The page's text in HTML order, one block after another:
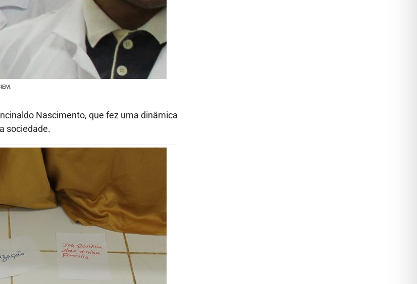
Nascimento, que fez uma dinâmica
sociedade.